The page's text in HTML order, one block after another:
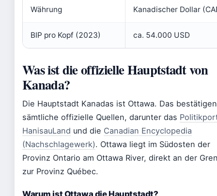
Währung Kanadischer Dollar
BIP pro Kopf (2023) ca. 54.000 USD
Was ist die offizielle Hauptstadt von
Kanada?
Die Hauptstadt Kanadas ist Ottawa. Das bestätigen
sämtliche offizielle Quellen, darunter das
HanisauLand und die Canadian Encyclopedia
(Nachschlagewerk). Ottawa liegt im Südosten der
Provinz Ontario am Ottawa River, direkt an der
zur Provinz Québec.